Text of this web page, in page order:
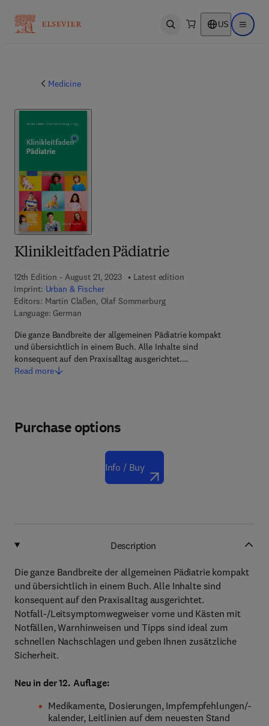
Open search US Open
Medicine
Klinikleitfaden Pädiatrie
12th Edition - August 21, 2023
Latest edition
Imprint: Urban & Fischer
Editors: Martin Claßen, Olaf Sommerburg
Language: German
Die ganze Bandbreite der allgemeinen Pädiatrie kompakt
und übersichtlich in einem Buch. Alle Inhalte sind
konsequent auf den Praxisalltag ausgerichtet.…
Read more
Purchase options
Info / Buy
Description
Die ganze Bandbreite der allgemeinen Pädiatrie kompakt
und übersichtlich in einem Buch. Alle Inhalte sind
konsequent auf den Praxisalltag ausgerichtet.
Notfall-/Leitsymptomwegweiser vorne und Kästen mit
Notfällen, Warnhinweisen und Tipps sind ideal zum
schnellen Nachschlagen und geben Ihnen zusätzliche
Sicherheit.
Neu in der 12. Auflage:
Medikamente, Dosierungen, Impfempfehlungen/-
kalender, Leitlinien auf dem neuesten Stand